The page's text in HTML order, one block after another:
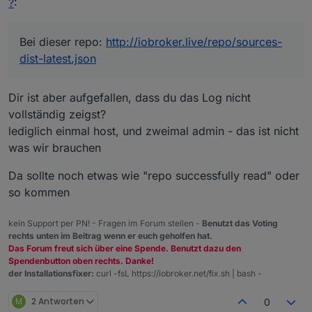
Bei dieser repo: http://iobroker.live/repo/sources-
dist-latest.json
Dir ist aber aufgefallen, dass du das Log nicht
vollständig zeigst?
lediglich einmal host, und zweimal admin - das ist nicht
was wir brauchen
Da sollte noch etwas wie "repo successfully read" oder
so kommen
kein Support per PN! - Fragen im Forum stellen - Benutzt das Voting
rechts unten im Beitrag wenn er euch geholfen hat.
Das Forum freut sich über eine Spende. Benutzt dazu den
Spendenbutton oben rechts. Danke!
der Installationsfixer: curl -fsL https://iobroker.net/fix.sh | bash -
M 2 Antworten 0